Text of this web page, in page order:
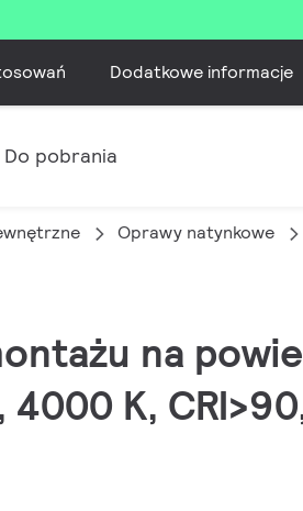
Dodatkowe informacje
Do pobrania
Oprawy natynkowe
na
4000 K,